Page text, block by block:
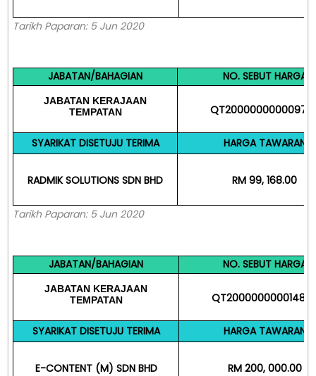
Tarikh Paparan: 5 Jun 2020
JABATAN/BAHAGIAN NO. SEBUT HARGA
JABATAN KERAJAAN
TEMPATAN
SYARIKAT DISETUJU TERIMA HARGA TAWARAN
RADMIK SOLUTIONS SDN BHD RM 99, 168.00
Tarikh Paparan: 5 Jun 2020
JABATAN/BAHAGIAN NO. SEBUT HARGA
JABATAN KERAJAAN
TEMPATAN
SYARIKAT DISETUJU TERIMA HARGA TAWARAN
E-CONTENT (M) SDN BHD RM 200, 000.00